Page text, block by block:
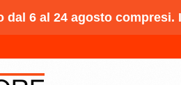
6 al 24 agosto